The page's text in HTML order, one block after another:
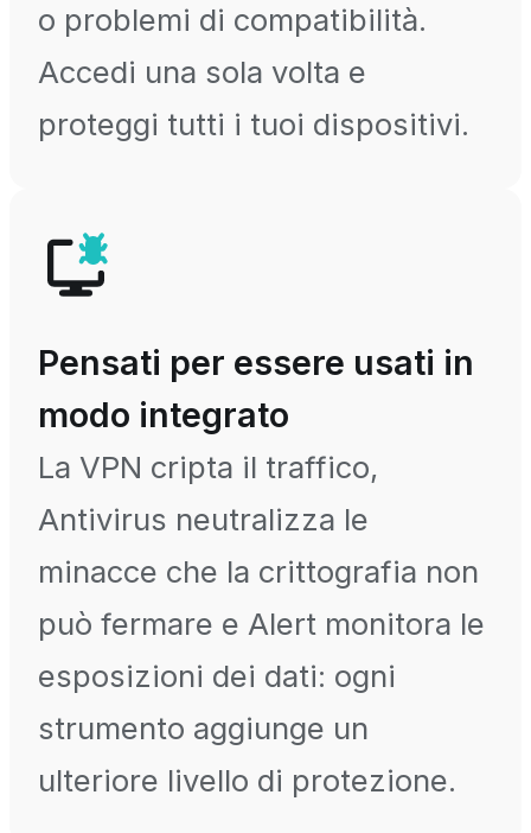
o problemi di compatibilità.
Accedi una sola volta e
proteggi tutti i tuoi dispositivi.
Pensati per essere usati in
modo integrato
La VPN cripta il traffico,
Antivirus neutralizza le
minacce che la crittografia non
può fermare e Alert monitora le
esposizioni dei dati: ogni
strumento aggiunge un
ulteriore livello di protezione.